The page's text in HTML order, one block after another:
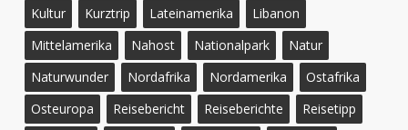
Kultur
Kurztrip Lateinamerika
Libanon
Mittelamerika
Nahost Nationalpark
Natur
Naturwunder
Nordafrika Nordamerika
Ostafrika
Osteuropa
Reisebericht Reiseberichte
Reisetipp